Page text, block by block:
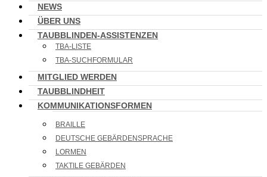
NEWS
ÜBER UNS
TAUBBLINDEN-ASSISTENZEN
TBA-LISTE
TBA-SUCHFORMULAR
MITGLIED WERDEN
TAUBBLINDHEIT
KOMMUNIKATIONSFORMEN
BRAILLE
DEUTSCHE GEBÄRDENSPRACHE
LORMEN
TAKTILE GEBÄRDEN